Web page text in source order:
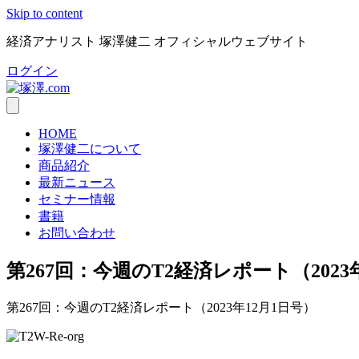
Skip to content
経済アナリスト 塚澤健二 オフィシャルウェブサイト
ログイン
HOME
塚澤健二について
商品紹介
最新ニュース
セミナー情報
書籍
お問い合わせ
第267回：今週のT2経済レポート（2023
第267回：今週のT2経済レポート（2023年12月1日号）